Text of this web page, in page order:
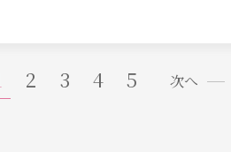
2 3 4 5 次へ